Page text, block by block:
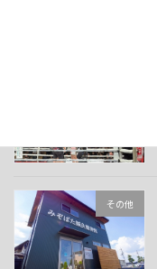
その他